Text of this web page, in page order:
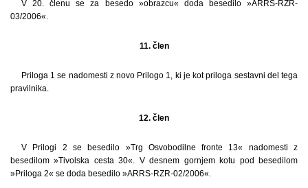
V 20. členu se za besedo »obrazcu« doda besedilo »ARRS-RZR-
03/2006«.
11. člen
Priloga 1 se nadomesti z novo Prilogo 1, ki je kot priloga sestavni del tega
pravilnika.
12. člen
V Prilogi 2 se besedilo »Trg Osvobodilne fronte 13« nadomesti z
besedilom »Tivolska cesta 30«. V desnem gornjem kotu pod besedilom
»Priloga 2« se doda besedilo »ARRS-RZR-02/2006«.